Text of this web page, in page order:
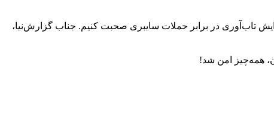
تاب‌آوری در برابر حملات سایبری صحبت کنیم. جناب گزارش‌نیا،
همه‌چیز امن شد!